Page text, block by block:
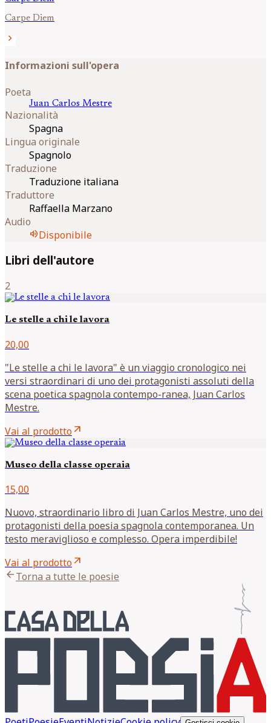
Carpe Diem
chevron_right
Informazioni sull'opera
Poeta
Juan Carlos Mestre
Nazionalità
Spagna
Lingua originale
Spagnolo
Traduzione
Traduzione italiana
Traduttore
Raffaella Marzano
Audio
volume_upDisponibile
Libri dell'autore
2
Le stelle a chi le lavora
20,00
"Le stelle a chi le lavora" è un viaggio cronologico nei
versi straordinari di uno dei protagonisti assoluti della
scena poetica spagnola contempo-ranea, Juan Carlos
Mestre.
Vai al prodottoarrow_outward
Museo della classe operaia
15,00
Nuovo, straordinario libro di Juan Carlos Mestre, uno dei
protagonisti della poesia spagnola contemporanea. Un
testo meraviglioso e complesso. Opera imperdibile!
Vai al prodottoarrow_outward
arrow_backTorna a tutte le poesie